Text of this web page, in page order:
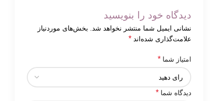
دیدگاه خود را بنویسید
نشانی ایمیل شما منتشر نخواهد شد.
بخش‌های موردنیاز
علامت‌گذاری شده‌اند *
امتیاز شما *
دیدگاه شما *